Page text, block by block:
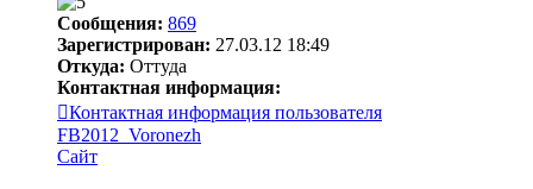
Сообщения: 869
Зарегистрирован: 27.03.12 18:49
Откуда: Оттуда
Контактная информация:
Контактная информация пользователя
FB2012_Voronezh
Сайт